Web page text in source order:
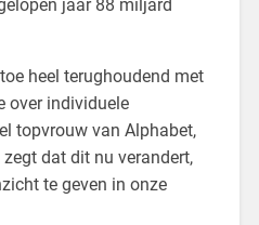
jaar 88 miljard
heel terughoudend met
over individuele
topvrouw van Alphabet,
dat dit nu verandert,
te geven in onze